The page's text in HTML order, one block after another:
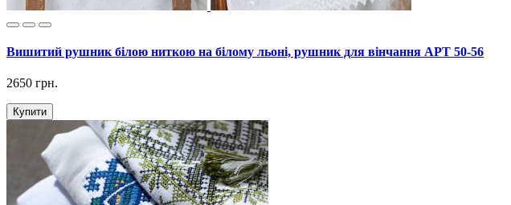
Вишитий рушник білою ниткою на білому льоні, рушник для вінчання АРТ 50-56
2650 грн.
Купити